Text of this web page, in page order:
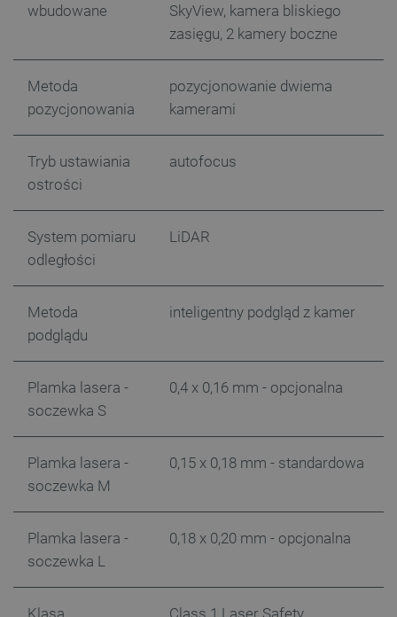
wbudowane
SkyView, kamera bliskiego
zasięgu, 2 kamery boczne
Metoda
pozycjonowania
pozycjonowanie dwiema
kamerami
Tryb ustawiania
ostrości
autofocus
System pomiaru
odległości
LiDAR
Metoda
podglądu
inteligentny podgląd z kamer
Plamka lasera -
soczewka S
0,4 x 0,16 mm - opcjonalna
Plamka lasera -
soczewka M
0,15 x 0,18 mm - standardowa
Plamka lasera -
soczewka L
0,18 x 0,20 mm - opcjonalna
Klasa Class 1 Laser Safety
dlapi_ucp
Pamięć
lokalna
Pamięć
sesji
Pamięć
lokalna
lokalna
lbx_ac_easystorage
Pamięć
lokalna
_uetvid
lokalna
lastExternalReferrer
Pamięć
lokalna
lokalna
ea_gu_ts
Pamięć
lokalna
_smps
Pamięć
182023
sesji
_uetsid_exp
Pamięć
lokalna